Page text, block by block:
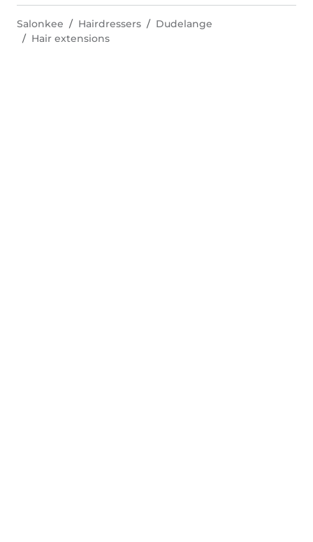
Salonkee Hairdressers
Dudelange
Hair extensions